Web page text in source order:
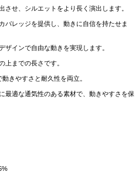
させ、シルエットをより長く演出します。
バレッジを提供し、動きに自信を持たせま
ザインで自由な動きを実現します。
上までの長さです。
きやすさと耐久性を両立。
最適な通気性のある素材で、動きやすさを保